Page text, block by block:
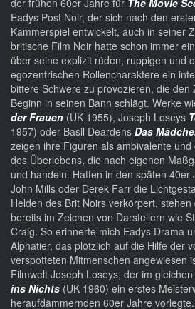
der frühen 60er Jahre für The Movie
Eadys Post Noir, der sich nach den
Kammerspiel entwickelt, auch in seiner
britische Film Noir hatte schon immer
über seine explizit rüden, ruppigen und
egozentrischen Rollencharaktere ein
bittere Schwere zu provozieren, die den
Beginn in seinen Bann schlägt. Werke
der Frauen (UK 1955), Joseph Loseys
1957) oder Basil Deardens Das
zeigen ihre Figuren als ambivalente
des Überlebens, die nach eigenen
und handeln. Hatten in den späten 40er
John Mills oder Derek Farr die
Helden des Brit Noirs verkörpert,
bereits im Zeichen von Darstellern wie
Craig. So erinnerte mich Eadys Drama
Alphatier, das plötzlich auf die Hilfe der
verspotteten Mitmenschen angewiesen
Filmwelt Joseph Loseys, der im
ins Nichts (UK 1960) ein erstes
heraufdämmernden 60er Jahre vorlegte.